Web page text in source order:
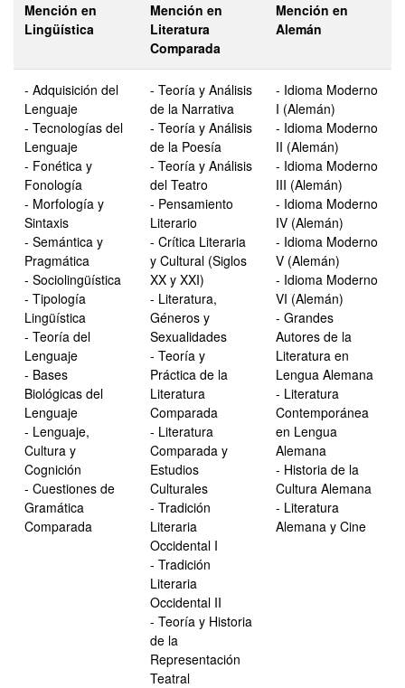
Mención en
Lingüística
Mención en
Literatura
Comparada
Mención en
Alemán
- Adquisición del
Lenguaje
- Tecnologías del
Lenguaje
- Fonética y
Fonología
- Morfología y
Sintaxis
- Semántica y
Pragmática
- Sociolingüística
- Tipología
Lingüística
- Teoría del
Lenguaje
- Bases
Biológicas del
Lenguaje
- Lenguaje,
Cultura y
Cognición
- Cuestiones de
Gramática
Comparada
- Teoría y Análisis
de la Narrativa
- Teoría y Análisis
de la Poesía
- Teoría y Análisis
del Teatro
- Pensamiento
Literario
- Crítica Literaria
y Cultural (Siglos
XX y XXI)
- Literatura,
Géneros y
Sexualidades
- Teoría y
Práctica de la
Literatura
Comparada
- Literatura
Comparada y
Estudios
Culturales
- Tradición
Literaria
Occidental I
- Tradición
Literaria
Occidental II
- Teoría y Historia
de la
Representación
Teatral
- Idioma Moderno
I (Alemán)
- Idioma Moderno
II (Alemán)
- Idioma Moderno
III (Alemán)
- Idioma Moderno
IV (Alemán)
- Idioma Moderno
V (Alemán)
- Idioma Moderno
VI (Alemán)
- Grandes
Autores de la
Literatura en
Lengua Alemana
- Literatura
Contemporánea
en Lengua
Alemana
- Historia de la
Cultura Alemana
- Literatura
Alemana y Cine